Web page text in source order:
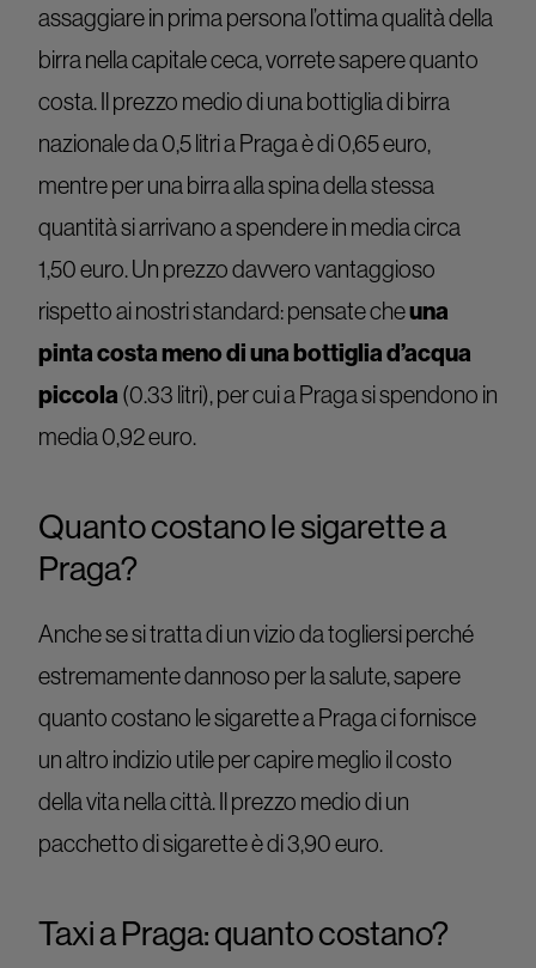
assaggiare in prima persona l’ottima qualità della
birra nella capitale ceca, vorrete sapere quanto
costa. Il prezzo medio di una bottiglia di birra
nazionale da 0,5 litri a Praga è di 0,65 euro,
mentre per una birra alla spina della stessa
quantità si arrivano a spendere in media circa
1,50 euro. Un prezzo davvero vantaggioso
rispetto ai nostri standard: pensate cheuna
pinta costa meno di una bottiglia d’acqua
piccola (0.33 litri), per cui a Praga si spendono in
media 0,92 euro.
Quanto costano le sigarette a
Praga?
Anche se si tratta di un vizio da togliersi perché
estremamente dannoso per la salute, sapere
quanto costano le sigarette a Praga ci fornisce
un altro indizio utile per capire meglio il costo
della vita nella città. Il prezzo medio di un
pacchetto di sigarette è di 3,90 euro.
Taxi a Praga: quanto costano?